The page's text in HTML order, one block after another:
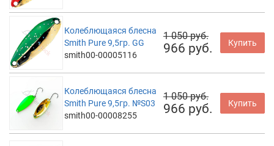
Колеблющаяся блесна
Smith Pure 9,5гр. GG
smith00-00005116
1 050 руб.
966 руб. Купить
Колеблющаяся блесна
Smith Pure 9,5гр. №S03
smith00-00008255
1 050 руб.
966 руб. Купить